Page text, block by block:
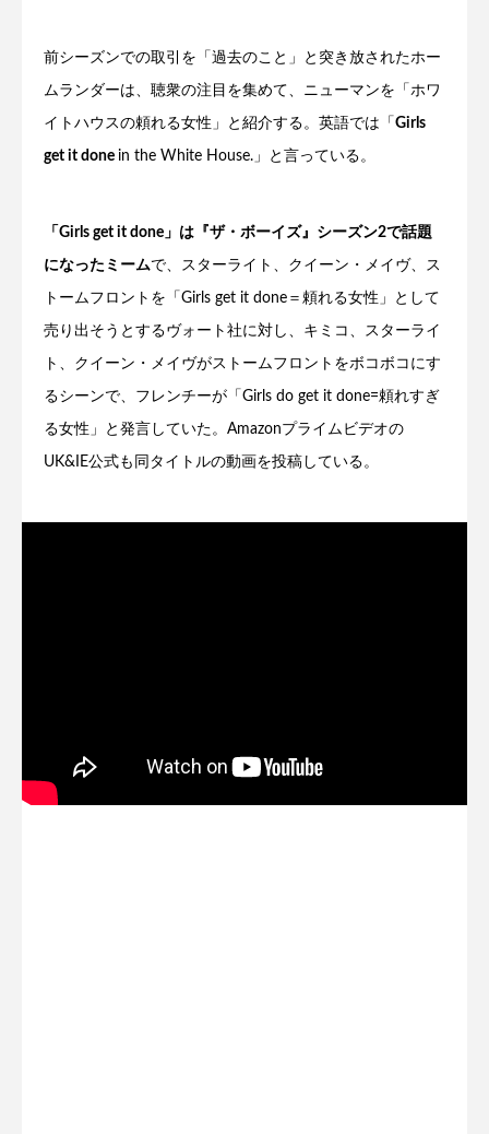
前シーズンでの取引を「過去のこと」と突き放されたホー
ムランダーは、聴衆の注目を集めて、ニューマンを「ホワ
イトハウスの頼れる女性」と紹介する。英語では「 Girls
get it done in the White House.」と言っている。
「Girls get it done」は『ザ・ボーイズ』シーズン2で話題
になったミームで、スターライト、クイーン・メイヴ、ス
トームフロントを「Girls get it done＝頼れる女性」として
売り出そうとするヴォート社に対し、キミコ、スターライ
ト、クイーン・メイヴがストームフロントをボコボコにす
るシーンで、フレンチーが「Girls do get it done=頼れすぎ
る女性」と発言していた。Amazonプライムビデオの
UK&IE公式も同タイトルの動画を投稿している。